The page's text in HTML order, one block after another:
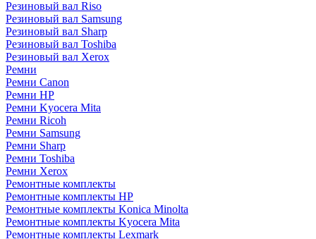
Резиновый вал Riso
Резиновый вал Samsung
Резиновый вал Sharp
Резиновый вал Toshiba
Резиновый вал Xerox
Ремни
Ремни Canon
Ремни HP
Ремни Kyocera Mita
Ремни Ricoh
Ремни Samsung
Ремни Sharp
Ремни Toshiba
Ремни Xerox
Ремонтные комплекты
Ремонтные комплекты HP
Ремонтные комплекты Konica Minolta
Ремонтные комплекты Kyocera Mita
Ремонтные комплекты Lexmark